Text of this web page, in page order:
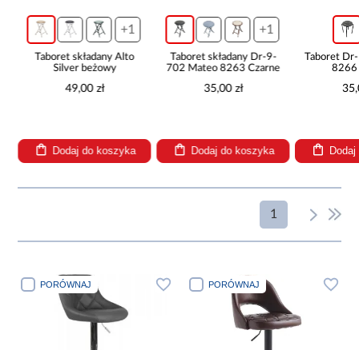
+1
Taboret składany Alto
Silver beżowy
49,00 zł
Dodaj do koszyka
+1
Taboret składany Dr-9-
702 Mateo 8263 Czarne
35,00 zł
Dodaj do koszyka
Taboret
8266
1
PORÓWNAJ PORÓWNAJ